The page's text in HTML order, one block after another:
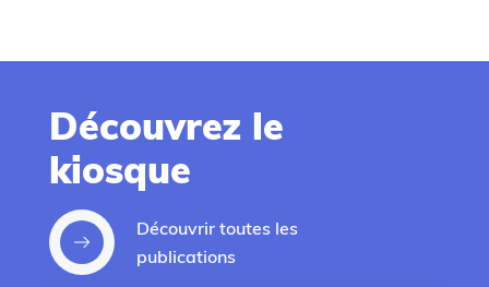
Bon dimanche à
🌞💚
Découvrez le
kiosque
Découvrir toutes les
publications